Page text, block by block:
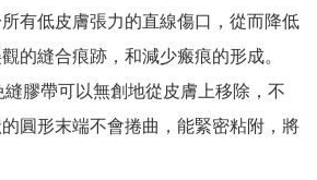
有低皮膚張力的直線傷口，從而降低
的縫合痕跡，和減少瘢痕的形成。
膠帶可以無創地從皮膚上移除，不
圓形末端不會捲曲，能緊密粘附，將